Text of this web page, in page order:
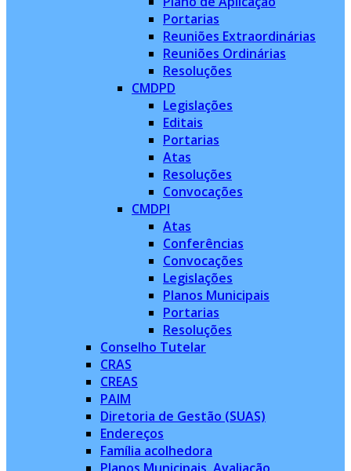
Portarias
Reuniões Extraordinárias
Reuniões Ordinárias
Resoluções
CMDPD
Legislações
Editais
Portarias
Atas
Resoluções
Convocações
CMDPI
Atas
Conferências
Convocações
Legislações
Planos Municipais
Portarias
Resoluções
Conselho Tutelar
CRAS
CREAS
PAIM
Diretoria de Gestão (SUAS)
Endereços
Família acolhedora